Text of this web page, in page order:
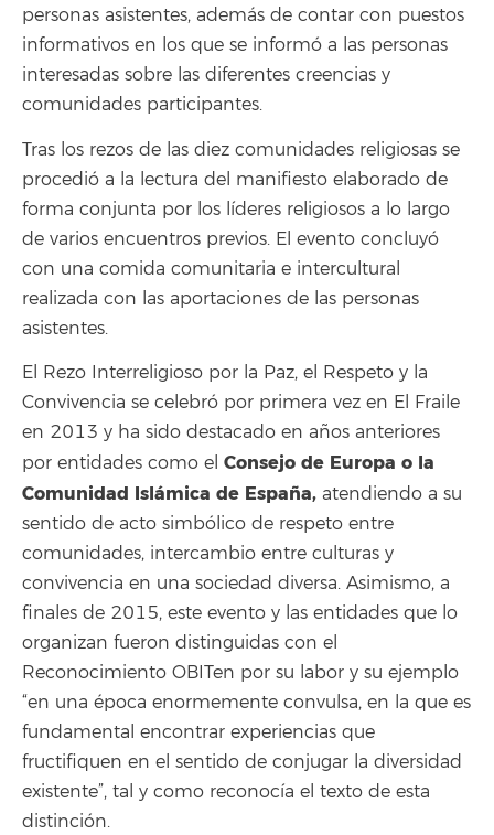
personas asistentes, además de contar con puestos
informativos en los que se informó a las personas
interesadas sobre las diferentes creencias y
comunidades participantes.
Tras los rezos de las diez comunidades religiosas se
procedió a la lectura del manifiesto elaborado de
forma conjunta por los líderes religiosos a lo largo
de varios encuentros previos. El evento concluyó
con una comida comunitaria e intercultural
realizada con las aportaciones de las personas
asistentes.
El Rezo Interreligioso por la Paz, el Respeto y la
Convivencia se celebró por primera vez en El Fraile
en 2013 y ha sido destacado en años anteriores
por entidades como el Consejo de Europa o la
Comunidad Islámica de España, atendiendo a su
sentido de acto simbólico de respeto entre
comunidades, intercambio entre culturas y
convivencia en una sociedad diversa. Asimismo, a
finales de 2015, este evento y las entidades que lo
organizan fueron distinguidas con el
Reconocimiento OBITen por su labor y su ejemplo
“en una época enormemente convulsa, en la que es
fundamental encontrar experiencias que
fructifiquen en el sentido de conjugar la diversidad
existente”, tal y como reconocía el texto de esta
distinción.